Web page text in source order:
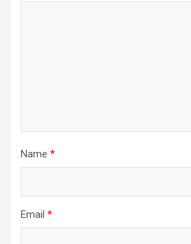
Name *
Email *